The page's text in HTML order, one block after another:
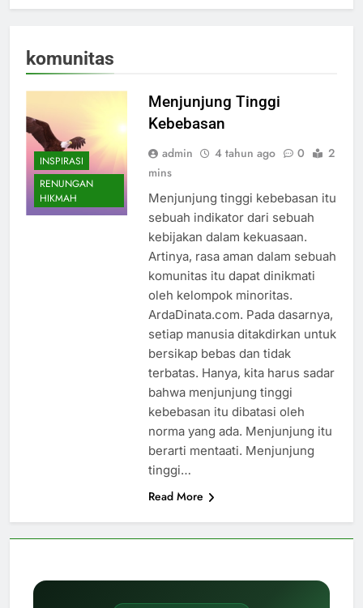
komunitas
INSPIRASI
RENUNGAN
HIKMAH
Menjunjung Tinggi
Kebebasan
admin 4 tahun ago 0
2
mins
Menjunjung tinggi kebebasan itu
sebuah indikator dari sebuah
kebijakan dalam kekuasaan.
Artinya, rasa aman dalam sebuah
komunitas itu dapat dinikmati
oleh kelompok minoritas.
ArdaDinata.com. Pada dasarnya,
setiap manusia ditakdirkan untuk
bersikap bebas dan tidak
terbatas. Hanya, kita harus sadar
bahwa menjunjung tinggi
kebebasan itu dibatasi oleh
norma yang ada. Menjunjung itu
berarti mentaati. Menjunjung
tinggi…
Read More